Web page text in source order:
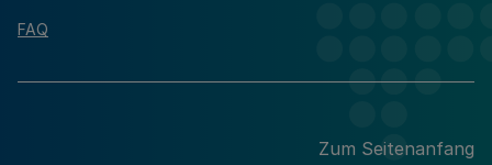
FAQ
Zum Seitenanfang